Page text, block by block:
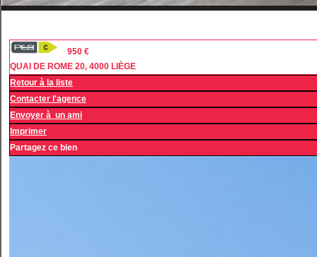
950 €
QUAI DE ROME 20, 4000 LIÈGE
Retour à la liste
Contacter l'agence
Envoyer à un ami
Imprimer
Partagez ce bien